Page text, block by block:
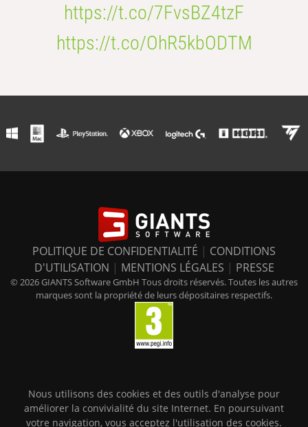
https://t.co/7FvsBZ4tzF
https://t.co/OhR5kbODTM
POLITIQUE DE CONFIDENTIALITÉ | CONDITIONS
D'UTILISATION | MENTIONS LÉGALES | PRESSE
© 2026 GIANTS Software GmbH Tous droits réservés. Toutes les autres
marques sont la propriété de leurs dépositaires respectifs.
Nous utilisons des cookies et des outils d'analyse pour
améliorer la convivialité du site Internet. En poursuivant
votre navigation, vous acceptez l'utilisation des cookies.